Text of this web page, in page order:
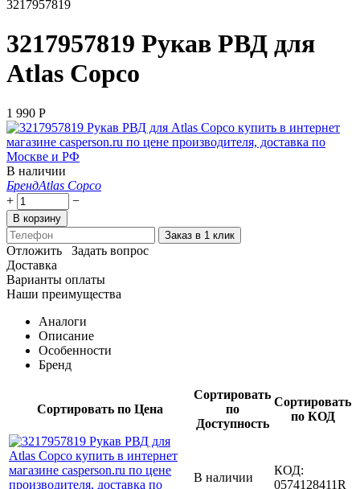
3217957819
3217957819 Рукав РВД для
Atlas Copco
1 990 Р
В наличии
БрендAtlas Copco
+
−
В корзину
Заказ в 1 клик
Отложить
Задать вопрос
Доставка
Варианты оплаты
Наши преимущества
Аналоги
Описание
Особенности
Бренд
Сортировать по Цена
Сортировать
по
Доступность
Сортировать
по КОД
В наличии
КОД:
0574128411R